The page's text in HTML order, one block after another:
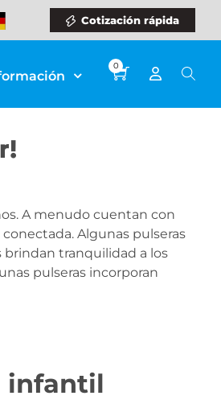
Cotización rápida
0
A menudo cuentan con
Algunas pulseras
brindan tranquilidad a los
pulseras incorporan
infantil